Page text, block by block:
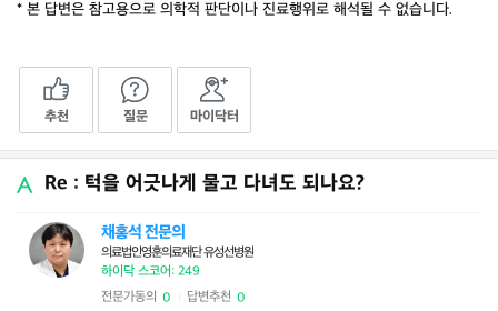
* 본 답변은 참고용으로 의학적 판단이나 진료행위로 해석될 수 없습니다.
추천 질문 마이닥터
Re : 턱을 어긋나게 물고 다녀도 되나요?
채홍석 전문의
의료법인영훈의료재단 유성선병원
하이닥 스코어: 249
전문가동의 0 답변추천 0